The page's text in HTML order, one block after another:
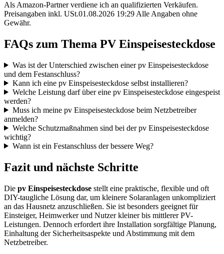
Als Amazon-Partner verdiene ich an qualifizierten Verkäufen.
Preisangaben inkl. USt.01.08.2026 19:29 Alle Angaben ohne
Gewähr.
FAQs zum Thema PV Einspeisesteckdose
Was ist der Unterschied zwischen einer pv Einspeisesteckdose
und dem Festanschluss?
Kann ich eine pv Einspeisesteckdose selbst installieren?
Welche Leistung darf über eine pv Einspeisesteckdose eingespeist
werden?
Muss ich meine pv Einspeisesteckdose beim Netzbetreiber
anmelden?
Welche Schutzmaßnahmen sind bei der pv Einspeisesteckdose
wichtig?
Wann ist ein Festanschluss der bessere Weg?
Fazit und nächste Schritte
Die pv Einspeisesteckdose stellt eine praktische, flexible und oft
DIY-taugliche Lösung dar, um kleinere Solaranlagen unkompliziert
an das Hausnetz anzuschließen. Sie ist besonders geeignet für
Einsteiger, Heimwerker und Nutzer kleiner bis mittlerer PV-
Leistungen. Dennoch erfordert ihre Installation sorgfältige Planung,
Einhaltung der Sicherheitsaspekte und Abstimmung mit dem
Netzbetreiber.